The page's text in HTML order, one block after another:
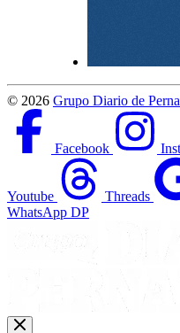
© 2026 Grupo Diario de
Facebook
Youtube Threads
WhatsApp DP